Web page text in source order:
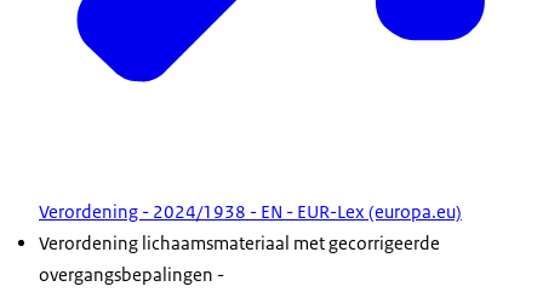
Verordening - 2024/1938 - EN - EUR-Lex (europa.eu)
Verordening lichaamsmateriaal met gecorrigeerde
overgangsbepalingen -